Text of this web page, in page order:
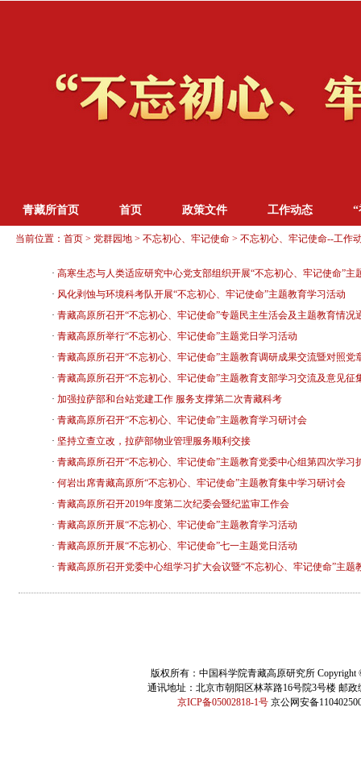
青藏所首页 首页 政策文件 工作动态 “
当前位置： 首页 > 党群园地 > 不忘初心、牢记使命 > 不忘初心、牢记使命--工作
· 高寒生态与人类适应研究中心党支部组织开展“不忘初心、牢记使命”主
· 风化剥蚀与环境科考队开展“不忘初心、牢记使命”主题教育学习活动
· 青藏高原所召开“不忘初心、牢记使命”专题民主生活会及主题教育情况
· 青藏高原所举行“不忘初心、牢记使命”主题党日学习活动
· 青藏高原所召开“不忘初心、牢记使命”主题教育调研成果交流暨对照党
· 青藏高原所召开“不忘初心、牢记使命”主题教育支部学习交流及意见征
· 加强拉萨部和台站党建工作 服务支撑第二次青藏科考
· 青藏高原所召开“不忘初心、牢记使命”主题教育学习研讨会
· 坚持立查立改，拉萨部物业管理服务顺利交接
· 青藏高原所召开“不忘初心、牢记使命”主题教育党委中心组第四次学习
· 何岩出席青藏高原所“不忘初心、牢记使命”主题教育集中学习研讨会
· 青藏高原所召开2019年度第二次纪委会暨纪监审工作会
· 青藏高原所开展“不忘初心、牢记使命”主题教育学习活动
· 青藏高原所开展“不忘初心、牢记使命”七一主题党日活动
· 青藏高原所召开党委中心组学习扩大会议暨“不忘初心、牢记使命”主题
版权所有：中国科学院青藏高原研究所 Copyright
通讯地址：北京市朝阳区林萃路16号院3号楼 邮政
京ICP备05002818-1号 京公网安备